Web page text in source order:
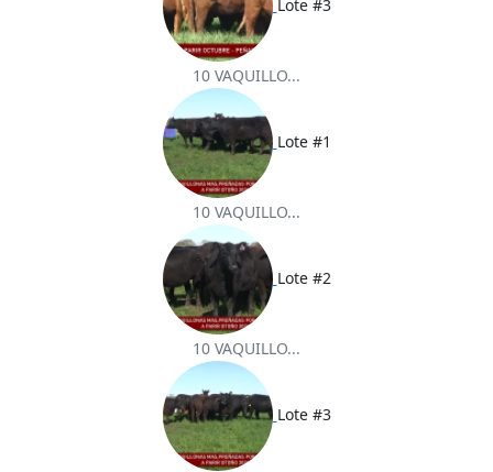
Lote #3
10 VAQUILLO...
Lote #1
10 VAQUILLO...
Lote #2
10 VAQUILLO...
Lote #3